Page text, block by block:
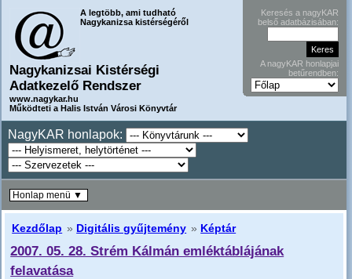
A legtöbb, ami tudható
Nagykanizsa kistérségéről
Nagykanizsai Kistérségi
Adatkezelő Rendszer
www.nagykar.hu
Működteti a Halis István Városi Könyvtár
Keresés a nagyKAR
belső adatbázisában:
A nagyKAR honlapjai
betűrendben:
NagyKAR honlapok:
Kezdőlap » Digitális gyűjtemény » Képtár
2007. 05. 28. Strém Kálmán emléktáblájának
felavatása
Honlap menü ▼